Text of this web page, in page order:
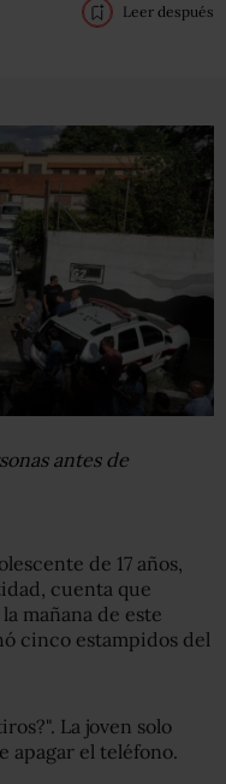
Leer después
antes de
de 17 años,
cuenta que
mañana de este
cinco estampidos del
La joven solo
apagar el teléfono.